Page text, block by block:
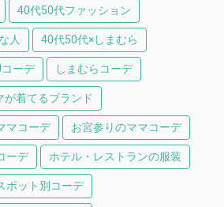
40代50代ファッション
人 40代50代×しまむら
コーデ しまむらコーデ
が着てるブランド
マコーデ お宮参りのママコーデ
ーデ ホテル・レストランの服装
ポット別コーデ